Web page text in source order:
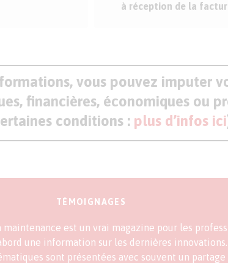
à réception de la
vous pouvez imputer
financières, économiques ou
conditions : plus d’infos ici
TÉMOIGNAGES
maintenance est un vrai magazine pour les
une information sur les dernières
sont présentées avec souvent un